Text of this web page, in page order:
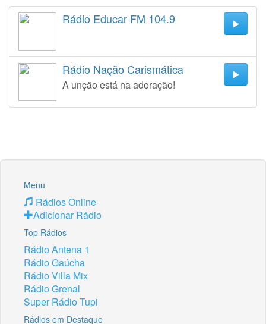
Rádio Educar FM 104.9
Rádio Nação Carismática
A unção está na adoração!
Menu
Rádios Online
Adicionar Rádio
Top Rádios
Rádio Antena 1
Rádio Gaúcha
Rádio Villa Mix
Rádio Grenal
Super Rádio Tupi
Rádios em Destaque